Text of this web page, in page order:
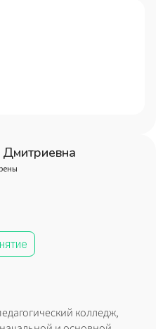
Дмитриевна
колледж,